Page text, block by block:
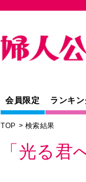
会員限定 ランキン
TOP 検索結果
「光る君